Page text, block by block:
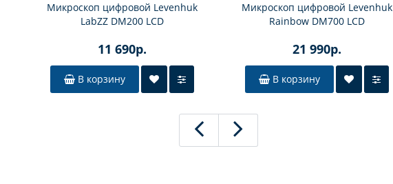
Микроскоп цифровой Levenhuk
LabZZ DM200 LCD
11 690р.
В корзину
Микроскоп цифровой Levenhuk
Rainbow DM700 LCD
21 990р.
В корзину